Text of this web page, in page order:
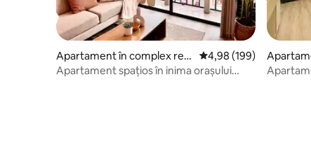
Apartament în complex rezi
dențial în Barranco
Scor mediu de 4,98
4,98 (199)
Apartament spațios în inima orașului
ențial în